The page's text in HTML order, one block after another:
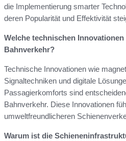
die Implementierung smarter
deren Popularität und Effektivität
Welche technischen
Bahnverkehr?
Technische Innovationen wie
Signaltechniken und digitale
Passagierkomforts sind
Bahnverkehr. Diese Innovationen
umweltfreundlicheren
Warum ist die